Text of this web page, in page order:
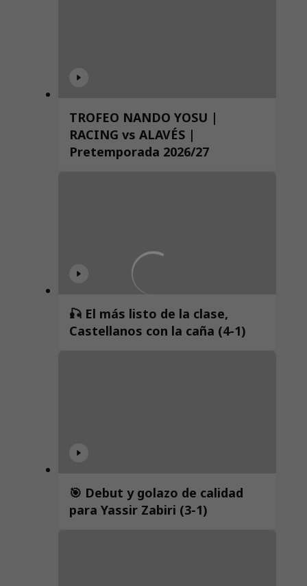
TROFEO NANDO YOSU |
RACING vs ALAVÉS |
Pretemporada 2026/27
🎣 El más listo de la clase,
Castellanos con la caña (4-1)
🎯 Debut y golazo de calidad
para Yassir Zabiri (3-1)